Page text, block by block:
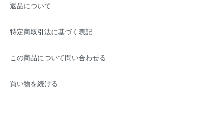
返品について
特定商取引法に基づく表記
この商品について問い合わせる
買い物を続ける